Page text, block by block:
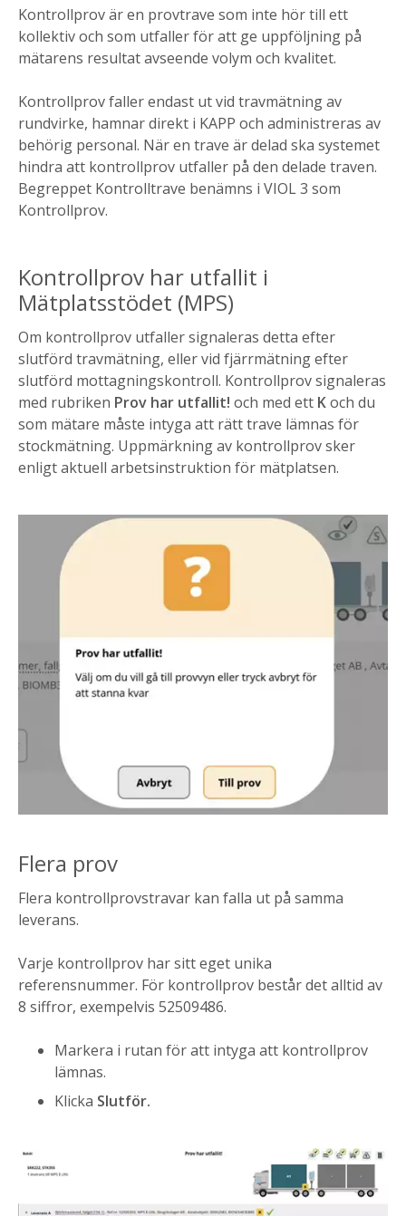
Kontrollprov är en provtrave som inte hör till ett
kollektiv och som utfaller för att ge uppföljning på
mätarens resultat avseende volym och kvalitet.
Kontrollprov faller endast ut vid travmätning av
rundvirke, hamnar direkt i KAPP och administreras av
behörig personal. När en trave är delad ska systemet
hindra att kontrollprov utfaller på den delade traven.
Begreppet Kontrolltrave benämns i VIOL 3 som
Kontrollprov.
Kontrollprov har utfallit i
Mätplatsstödet (MPS)
Om kontrollprov utfaller signaleras detta efter
slutförd travmätning, eller vid fjärrmätning efter
slutförd mottagningskontroll. Kontrollprov signaleras
med rubriken Prov har utfallit! och med ett Koch du
som mätare måste intyga att rätt trave lämnas för
stockmätning. Uppmärkning av kontrollprov sker
enligt aktuell arbetsinstruktion för mätplatsen.
Flera prov
Flera kontrollprovstravar kan falla ut på samma
leverans.
Varje kontrollprov har sitt eget unika
referensnummer. För kontrollprov består det alltid av
8 siffror, exempelvis 52509486.
Markera i rutan för att intyga att kontrollprov
lämnas.
Klicka Slutför.